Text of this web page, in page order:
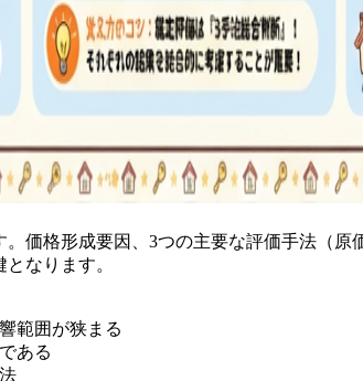
価格形成要因、3つの主要な評価手法（
なります。
範囲が狭まる
ある